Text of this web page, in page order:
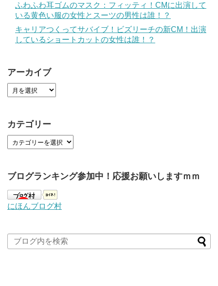
ふわふわ耳ゴムのマスク：フィッティ！CMに出演して
いる黄色い服の女性とスーツの男性は誰！？
キャリアつくってサバイブ！ビズリーチの新CM！出演
しているショートカットの女性は誰！？
アーカイブ
カテゴリー
ブログランキング参加中！応援お願いしますｍｍ
にほんブログ村